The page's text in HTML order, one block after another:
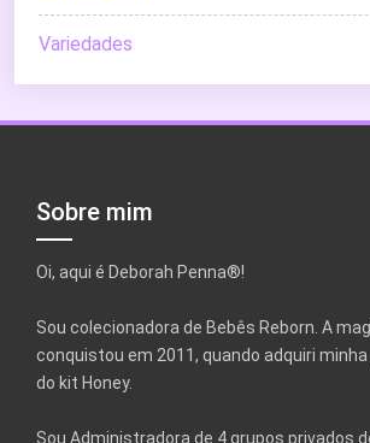
Variedades
Sobre mim
Oi, aqui é Deborah Penna®!
Sou colecionadora de Bebês Reborn. A
conquistou em 2011, quando adquiri
do kit Honey.
Sou Administradora de 4 grupos privados